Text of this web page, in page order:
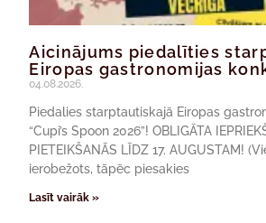
Aicinājums piedalīties
Eiropas gastronomijas
04.08.2026.
Piedalies starptautiskajā Eiropas
“Cupi’s Spoon 2026”! OBLIGĀTA
PIETEIKŠANĀS LĪDZ 17. AUGUSTAM!
ierobežots, tāpēc piesakies
Lasīt vairāk »